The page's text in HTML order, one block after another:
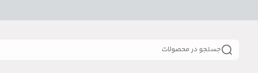
جستجو در محصولات